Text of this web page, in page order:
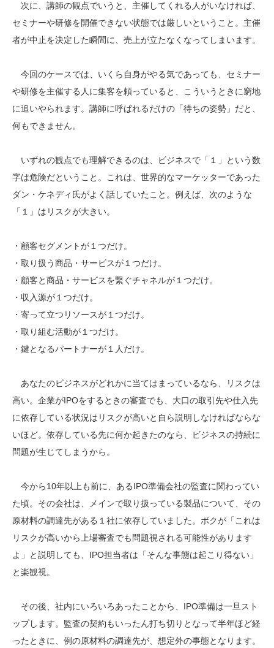
次に、講師の観点でいうと、主催してくれる人がいなければ、
セミナーや研修を開催できない状態では厳しいということ。主催
者が中止を決定した瞬間に、売上が立たなくなってしまいます。
今回のケースでは、いくら自身がやる気であっても、セミナー
や研修を主催する人に集客を頼っていると、こういうときに窮地
に追いやられます。講師に呼ばれるだけの「待ちの姿勢」だと、
何もできません。
いずれの観点でも理解できるのは、ビジネスで「１」という数
字は危険だということ。これは、世界的なマーケッターであった
ダン・ケネディ氏がよく話していたこと。例えば、次のような
「１」はリスクが大きい。
・顧客セグメントが１つだけ。
・取り扱う商品・サービスが１つだけ。
・顧客と商品・サービスを繋ぐチャネルが１つだけ。
・収入源が１つだけ。
・寄って立つリソースが１つだけ。
・取り組む活動が１つだけ。
・鍵となるパートナーが１人だけ。
あなたのビジネスがどれかに当てはまっているなら、リスクは
高い。企業がIPOをするときの審査でも、大口の取引先や仕入先
に依存している状況はリスクが高いと自ら説明しなければならな
いほど。依存している先に何か起きたのなら、ビジネスの持続に
問題が生じてしまうから。
今から10年以上も前に、あるIPO準備会社の監査に関わってい
た頃。その会社は、メインで取り扱っている製品について、その
原材料の調達先がある１社に依存していました。ボクが「これは
リスクが高いから上場審査でも問題視される可能性があります
よ」と説明しても、IPO担当者は「そんな事態は起こり得ない」
と楽観視。
その後、社内にいろいろあったことから、IPO準備は一旦スト
ップします。監査の契約もいったん打ち切りとなって半年ほど経
ったときに、例の原材料の調達先が、想定外の事態となります。